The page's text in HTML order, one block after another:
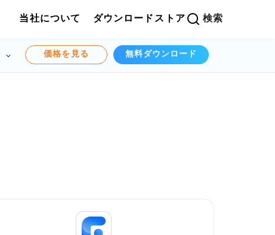
当社について ダウンロード ストア 検索
価格を見る 無料ダウンロード